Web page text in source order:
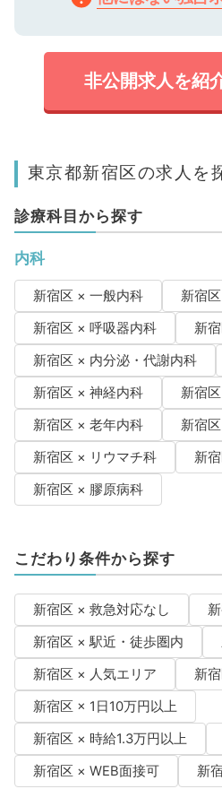
非公開求人を紹
東京都新宿区の求人を
診療科目から探す
内科
新宿区 × 一般内科
新宿
新宿区 × 呼吸器内科
新
新宿区 × 内分泌・代謝内科
新宿区 × 神経内科
新宿
新宿区 × 老年内科
新宿
新宿区 × リウマチ科
新
新宿区 × 膠原病科
こだわり条件から探す
新宿区 × 救急対応なし
新宿区 × 駅近・徒歩圏内
新宿区 × 人気エリア
新
新宿区 × 1日10万円以上
新宿区 × 時給1.3万円以上
新宿区 × WEB面接可
新